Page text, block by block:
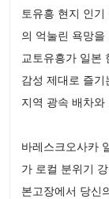
토유흥 현지 인
의 억눌린 욕망
교토유흥가 일본
감성 제대로 즐
지역 광속 배차
바레스크오사카
가 로컬 분위기
본고장에서 당신